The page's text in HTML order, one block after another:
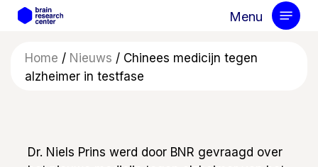
Skip
content
Menu
Home / Nieuws / Chinees medicijn tegen
alzheimer in testfase
Dr. Niels Prins werd door BNR gevraagd over